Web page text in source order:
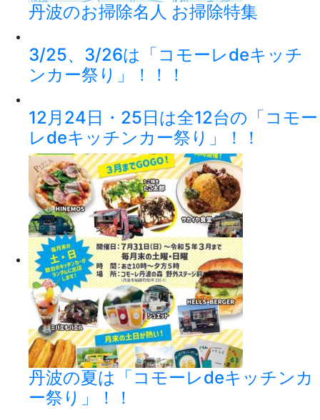
丹波のお掃除名人 お掃除特集
3/25、3/26は「コモーレdeキッチ
ンカー祭り」！！！
12月24日・25日は全12台の「コモー
レdeキッチンカー祭り」！！
丹波の夏は「コモーレdeキッチンカ
ー祭り」！！